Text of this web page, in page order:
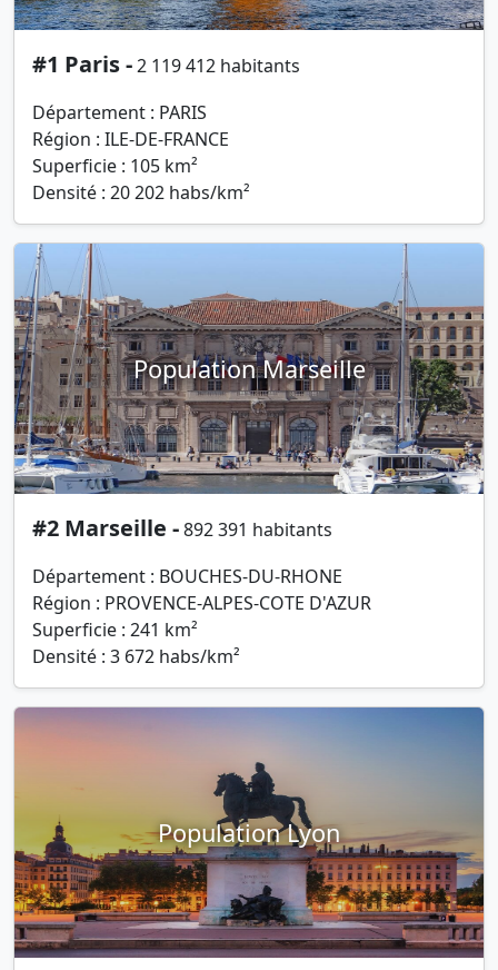
#1 Paris -2 119 412 habitants
Département : PARIS
Région : ILE-DE-FRANCE
Superficie : 105 km²
Densité : 20 202 habs/km²
Population Marseille
#2 Marseille -892 391 habitants
Département : BOUCHES-DU-RHONE
Région : PROVENCE-ALPES-COTE D'AZUR
Superficie : 241 km²
Densité : 3 672 habs/km²
Population Lyon